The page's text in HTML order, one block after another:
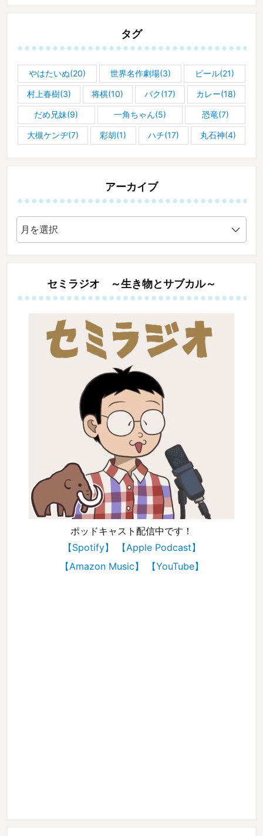
タグ
やはたいぬ(20) 世界名作劇場(3) ビール(21)
村上春樹(3) 将棋(10) バク(17) カレー(18)
だめ兄妹(9) 一角ちゃん(5) 恐竜(7)
大槻ケンヂ(7) 彩胡(1) ハチ(17) 丸石神(4)
アーカイブ
ア
ー
カ
セミラジオ ～生き物とサブカル～
ポッドキャスト配信中です！
【Spotify】
【Apple Podcast】
【Amazon Music】
【YouTube】